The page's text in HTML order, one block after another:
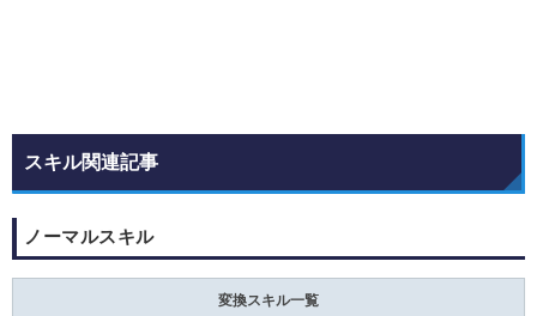
スキル関連記事
ノーマルスキル
変換スキル一覧